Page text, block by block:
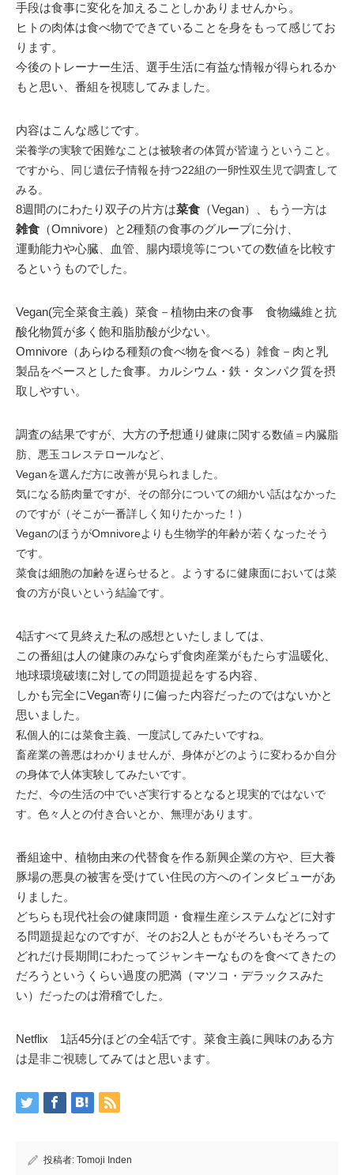
手段は食事に変化を加えることしかありませんから。
ヒトの肉体は食べ物でできていることを身をもって感じてお
ります。
今後のトレーナー生活、選手生活に有益な情報が得られるか
もと思い、番組を視聴してみました。
内容はこんな感じです。
栄養学の実験で困難なことは被験者の体質が皆違うということ。
ですから、同じ遺伝子情報を持つ22組の一卵性双生児で調査して
みる。
8週間のにわたり双子の片方は菜食 （Vegan）、もう一方は
雑食 （Omnivore）と2種類の食事のグループに分け、
運動能力や心臓、血管、腸内環境等についての数値を比較す
るというものでした。
Vegan(完全菜食主義）菜食－植物由来の食事 食物繊維と抗
酸化物質が多く飽和脂肪酸が少ない。
Omnivore（あらゆる種類の食べ物を食べる）雑食－肉と乳
製品をベースとした食事。カルシウム・鉄・タンパク質を摂
取しやすい。
調査の結果ですが、大方の予想通り健康に関する数値＝内臓脂
肪、悪玉コレステロールなど、
Veganを選んだ方に改善が見られました。
気になる筋肉量ですが、その部分についての細かい話はなかった
のですが（そこが一番詳しく知りたかった！）
VeganのほうがOmnivoreよりも生物学的年齢が若くなったそう
です。
菜食は細胞の加齢を遅らせると。ようするに健康面においては菜
食の方が良いという結論です。
4話すべて見終えた私の感想といたしましては、
この番組は人の健康のみならず食肉産業がもたらす温暖化、
地球環境破壊に対しての問題提起をする内容、
しかも完全にVegan寄りに偏った内容だったのではないかと
思いました。
私個人的には菜食主義、一度試してみたいですね。
畜産業の善悪はわかりませんが、 身体がどのように変わるか自分
の身体で人体実験してみたいです。
ただ、今の生活の中でいざ実行するとなると現実的ではないで
す。色々人との付き合いとか、無理があります。
番組途中、植物由来の代替食を作る新興企業の方や、巨大養
豚場の悪臭の被害を受けてい住民の方へのインタビューがあ
りました。
どちらも現代社会の健康問題・食糧生産システムなどに対す
る問題提起なのですが、そのお2人ともがそろいもそろって
どれだけ長期間にわたってジャンキーなものを食べてきたの
だろうというくらい過度の肥満（マツコ・デラックスみた
い）だったのは滑稽でした。
Netflix 1話45分ほどの全4話です。菜食主義に興味のある方
は是非ご視聴してみてはと思います。
投稿者: Tomoji Inden